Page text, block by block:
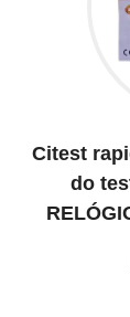
Citest
do